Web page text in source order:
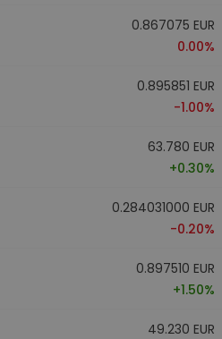
0.867075 EUR
0.00%
0.895851 EUR
-1.00%
63.780 EUR
+0.30%
0.284031000 EUR
-0.20%
0.897510 EUR
+1.50%
49.230 EUR